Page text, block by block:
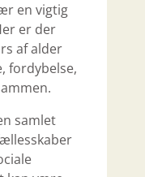
en vigtig
er der
af alder
fordybelse,
samlet